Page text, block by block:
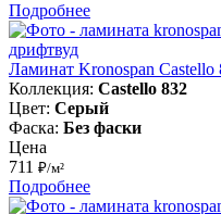
Подробнее
Ламинат Kronospan
Коллекция: Castello 832
Цвет: Серый
Фаска: Без фаски
Цена
711 ₽/м²
Подробнее